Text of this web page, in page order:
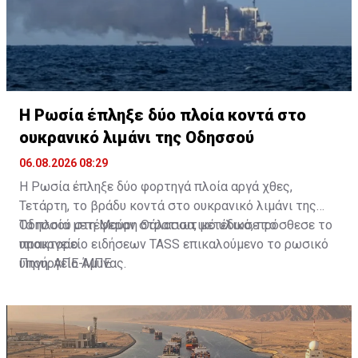
ιδιωτικότητας και προσωπικής ασφάλειας.
Η Ρωσία έπληξε δύο πλοία κοντά στο
ουκρανικό λιμάνι της Οδησσού
06.08.2026 08:29
Η Ρωσία έπληξε δύο φορτηγά πλοία αργά χθες,
Τετάρτη, το βράδυ κοντά στο ουκρανικό λιμάνι της
Οδησσού στη Μαύρη Θάλασσα, μετέδωσε το
πρακτορείο ειδήσεων TASS επικαλούμενο το ρωσικό
υπουργείο Άμυνας.
Τα πλοία μετέφεραν στρατιωτικό υλικό, πρόσθεσε το
υπουργείο.
Πηγή: ΑΠΕ-ΜΠΕ